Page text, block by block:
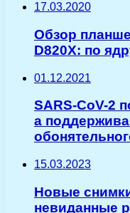
17.03.2020
Обзор
D820Х: по
01.12.2021
SARS-CoV-2
а
15.03.2023
Новые
невиданные